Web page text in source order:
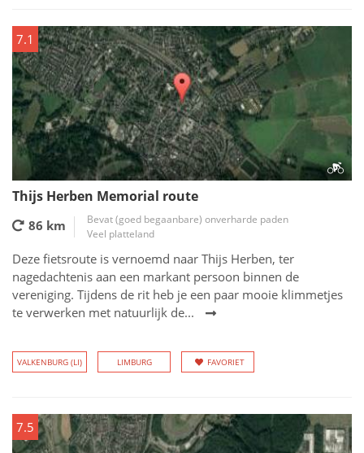
7.1
Thijs Herben Memorial route
86 km
Bevat (goed begaanbare) onverharde paden
Veel platteland
Deze fietsroute is vernoemd naar Thijs Herben, ter
nagedachtenis aan een markant persoon binnen de
vereniging. Tijdens de rit heb je een paar mooie klimmetjes
te verwerken met natuurlijk de...
VALKENBURG (LI) LIMBURG FAVORIET
7.5